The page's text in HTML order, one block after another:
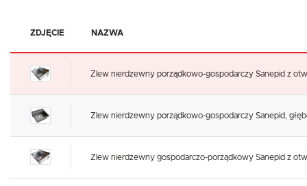
ZDJĘCIE NAZWA
Zlew nierdzewny porządkowo-gospodarczy Sanepid z
Zlew nierdzewny porządkowo-gospodarczy Sanepid,
Zlew nierdzewny gospodarczo-porządkowy Sanepid z